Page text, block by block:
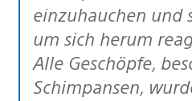
einzuhauchen und
um sich herum
Alle Geschöpfe,
Schimpansen,